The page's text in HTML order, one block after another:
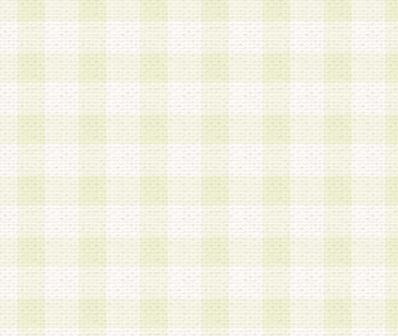
第5条 会員の登録情報
1.当社は、会員の登録情報に含まれる氏名・住所
アドレス等会員個人を識別できる情報を当社が別
シーポリシー
」に基づき適切に取り扱うものとし
は、当該個人情報を以下の各号に定める目的に利
す。なお、これら事項以外の目的で個人情報を利
かじめ会員の同意を得たうえで利用するものとし
a.本サービスの実施または運営
b.本サービスに係る謝礼、景品、調査サンプル品
c.会員からの電話、メール等の問い合わせなどへ
d.その他これらに付随する業務
2.当社は、会員個人を識別することのできる情報
会員情報を本人の承諾なく第三者に開示すること
人を識別できる情報について第三者に開示または